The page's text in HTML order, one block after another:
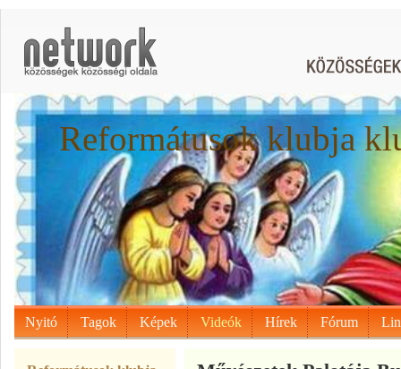
Reformátusok klubja
Nyitó Tagok Képek Videók Hírek Fórum